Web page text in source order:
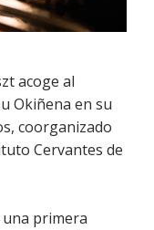
acoge al
Okiñena en su
coorganizado
Cervantes de
una primera